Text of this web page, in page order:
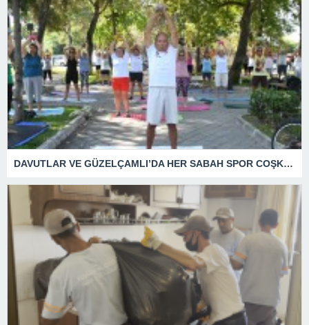
DAVUTLAR VE GÜZELÇAMLI’DA HER SABAH SPOR COŞKUSU YAŞANIYOR